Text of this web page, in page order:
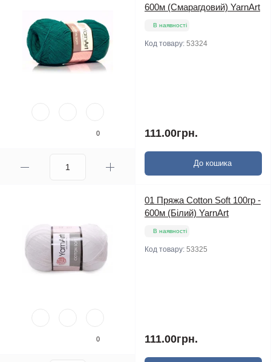
0
600м (Смарагдовий) YarnArt
В наявності
Код товару: 53324
111.00грн.
До кошика
0
01 Пряжа Cotton Soft 100гр -
600м (Білий) YarnArt
В наявності
Код товару: 53325
111.00грн.